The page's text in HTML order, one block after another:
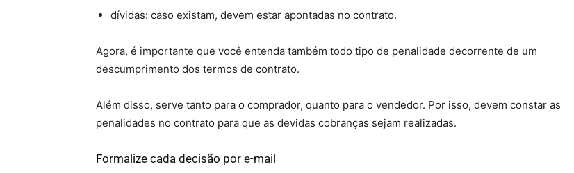
dívidas: caso existam, devem estar apontadas no contrato.
Agora, é importante que você entenda também todo tipo de penalidade decorrente de um
descumprimento dos termos de contrato.
Além disso, serve tanto para o comprador, quanto para o vendedor. Por isso, devem constar as
penalidades no contrato para que as devidas cobranças sejam realizadas.
Formalize cada decisão por e-mail